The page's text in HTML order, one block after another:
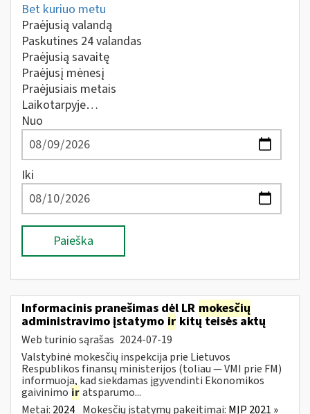
Bet kuriuo metu
Praėjusią valandą
Paskutines 24 valandas
Praėjusią savaitę
Praėjusį mėnesį
Praėjusiais metais
Laikotarpyje…
Nuo
Iki
Paieška
Informacinis pranešimas dėl LR mokesčių
administravimo įstatymo ir kitų teisės aktų
Web turinio sąrašas 2024-07-19
Valstybinė mokesčių inspekcija prie Lietuvos
Respublikos finansų ministerijos (toliau — VMI prie FM)
informuoja, kad siekdamas įgyvendinti Ekonomikos
gaivinimo iratsparumo...
Metai: 2024 Mokesčių įstatymų pakeitimai: MĮP 2021 »